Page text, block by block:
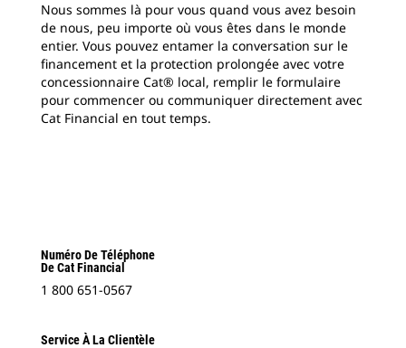
Nous sommes là pour vous quand vous avez besoin
de nous, peu importe où vous êtes dans le monde
entier. Vous pouvez entamer la conversation sur le
financement et la protection prolongée avec votre
concessionnaire Cat® local, remplir le formulaire
pour commencer ou communiquer directement avec
Cat Financial en tout temps.
Numéro De Téléphone
De Cat Financial
1 800 651-0567
Service À La Clientèle